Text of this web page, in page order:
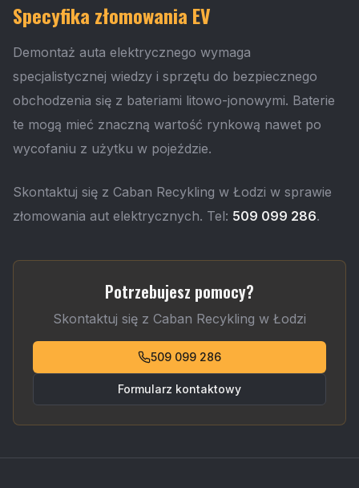
Specyfika złomowania EV
Demontaż auta elektrycznego wymaga
specjalistycznej wiedzy i sprzętu do bezpiecznego
obchodzenia się z bateriami litowo-jonowymi. Baterie
te mogą mieć znaczną wartość rynkową nawet po
wycofaniu z użytku w pojeździe.
Skontaktuj się z Caban Recykling w Łodzi w sprawie
złomowania aut elektrycznych. Tel: 509 099 286.
Potrzebujesz pomocy?
Skontaktuj się z Caban Recykling w Łodzi
509 099 286
Formularz kontaktowy